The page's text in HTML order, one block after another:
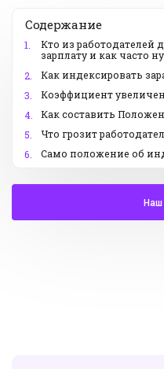
Содержание
1.
Кто из работодателей
зарплату и как часто
2.
Как индексировать
3.
Коэффициент
4.
Как составить
5.
Что грозит
6.
Само положение об
Наш